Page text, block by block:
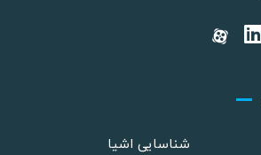
شناسایی اشیا